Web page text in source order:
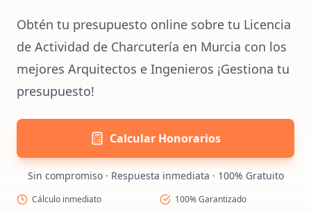
Obtén tu presupuesto online sobre tu Licencia
de Actividad de Charcutería en Murcia con los
mejores Arquitectos e Ingenieros ¡Gestiona tu
presupuesto!
Calcular Honorarios
Sin compromiso · Respuesta inmediata · 100% Gratuito
Cálculo inmediato
100% Garantizado